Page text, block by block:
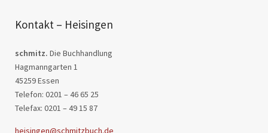
Kontakt – Heisingen
schmitz. Die Buchhandlung
Hagmanngarten 1
45259 Essen
Telefon: 0201 – 46 65 25
Telefax: 0201 – 49 15 87